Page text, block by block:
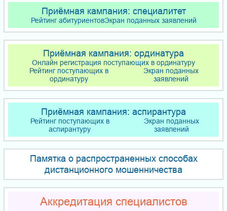
Приёмная кампания: специалитет
Рейтинг абитуриентовЭкран поданных заявлений
Приёмная кампания: ординатура
Онлайн регистрация поступающих в ординатуру
Рейтинг поступающих в
ординатуру
Экран поданных
заявлений
Приёмная кампания: аспирантура
Рейтинг поступающих в
аспирантуру
Экран поданных
заявлений
Памятка о распространенных способах
дистанционного мошенничества
Аккредитация специалистов